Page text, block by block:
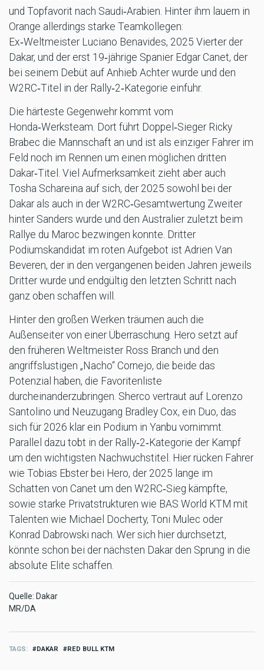
und Topfavorit nach Saudi‑Arabien. Hinter ihm lauern in
Orange allerdings starke Teamkollegen:
Ex‑Weltmeister Luciano Benavides, 2025 Vierter der
Dakar, und der erst 19‑jährige Spanier Edgar Canet, der
bei seinem Debüt auf Anhieb Achter wurde und den
W2RC‑Titel in der Rally‑2‑Kategorie einfuhr.
Die härteste Gegenwehr kommt vom
Honda‑Werksteam. Dort führt Doppel‑Sieger Ricky
Brabec die Mannschaft an und ist als einziger Fahrer im
Feld noch im Rennen um einen möglichen dritten
Dakar‑Titel. Viel Aufmerksamkeit zieht aber auch
Tosha Schareina auf sich, der 2025 sowohl bei der
Dakar als auch in der W2RC‑Gesamtwertung Zweiter
hinter Sanders wurde und den Australier zuletzt beim
Rallye du Maroc bezwingen konnte. Dritter
Podiumskandidat im roten Aufgebot ist Adrien Van
Beveren, der in den vergangenen beiden Jahren jeweils
Dritter wurde und endgültig den letzten Schritt nach
ganz oben schaffen will.
Hinter den großen Werken träumen auch die
Außenseiter von einer Überraschung. Hero setzt auf
den früheren Weltmeister Ross Branch und den
angriffslustigen „Nacho“ Cornejo, die beide das
Potenzial haben, die Favoritenliste
durcheinanderzubringen. Sherco vertraut auf Lorenzo
Santolino und Neuzugang Bradley Cox, ein Duo, das
sich für 2026 klar ein Podium in Yanbu vornimmt.
Parallel dazu tobt in der Rally‑2‑Kategorie der Kampf
um den wichtigsten Nachwuchstitel. Hier rücken Fahrer
wie Tobias Ebster bei Hero, der 2025 lange im
Schatten von Canet um den W2RC‑Sieg kämpfte,
sowie starke Privatstrukturen wie BAS World KTM mit
Talenten wie Michael Docherty, Toni Mulec oder
Konrad Dabrowski nach. Wer sich hier durchsetzt,
könnte schon bei der nächsten Dakar den Sprung in die
absolute Elite schaffen.
Quelle: Dakar
MR/DA
TAGS DAKAR RED BULL KTM